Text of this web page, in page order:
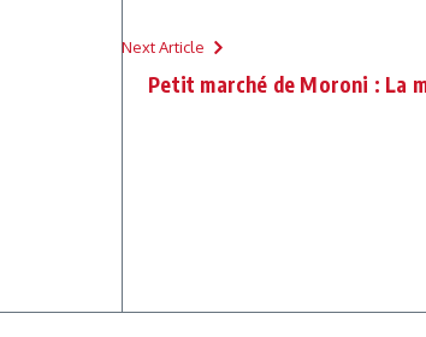
Next Article
Petit marché de Moroni : La